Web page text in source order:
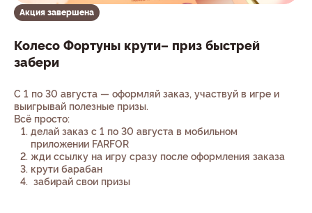
Акция завершена
Колесо Фортуны крути– приз быстрей
забери
С 1 по 30 августа — оформляй заказ, участвуй в игре и
выигрывай полезные призы.
Всё просто:
делай заказ с 1 по 30 августа в мобильном
приложении FARFOR
жди ссылку на игру сразу после оформления заказа
крути барабан
забирай свои призы